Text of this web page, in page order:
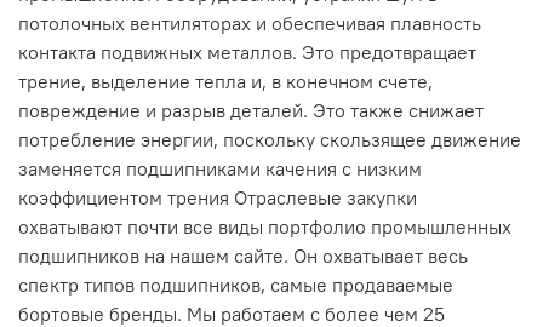
потолочных вентиляторах и обеспечивая плавность
контакта подвижных металлов. Это предотвращает
трение, выделение тепла и, в конечном счете,
повреждение и разрыв деталей. Это также снижает
потребление энергии, поскольку скользящее движение
заменяется подшипниками качения с низким
коэффициентом трения Отраслевые закупки
охватывают почти все виды портфолио промышленных
подшипников на нашем сайте. Он охватывает весь
спектр типов подшипников, самые продаваемые
бортовые бренды. Мы работаем с более чем 25